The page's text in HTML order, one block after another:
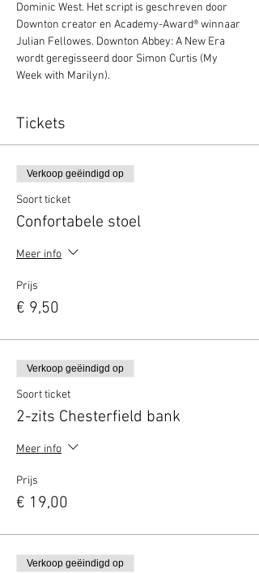
Dominic West. Het script is geschreven door
Downton creator en Academy-Award® winnaar
Julian Fellowes. Downton Abbey: A New Era
wordt geregisseerd door Simon Curtis (My
Week with Marilyn).
Tickets
Verkoop geëindigd op
Soort ticket
Confortabele stoel
Meer info
Prijs
€ 9,50
Verkoop geëindigd op
Soort ticket
2-zits Chesterfield bank
Meer info
Prijs
€ 19,00
Verkoop geëindigd op